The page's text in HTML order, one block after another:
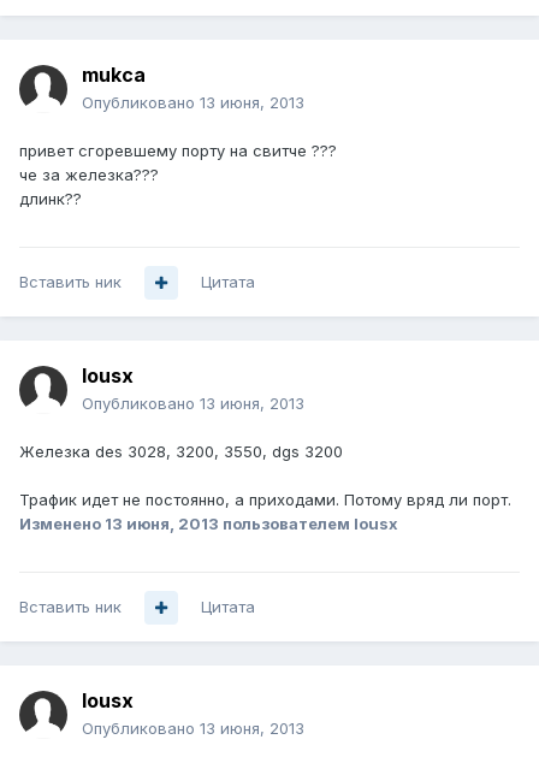
mukca
Опубликовано 13 июня, 2013
привет сгоревшему порту на свитче ???
че за железка???
длинк??
Вставить ник Цитата
lousx
Опубликовано 13 июня, 2013
Железка des 3028, 3200, 3550, dgs 3200
Трафик идет не постоянно, а приходами. Потому вряд ли порт.
Изменено 13 июня, 2013 пользователем lousx
Вставить ник Цитата
lousx
Опубликовано 13 июня, 2013